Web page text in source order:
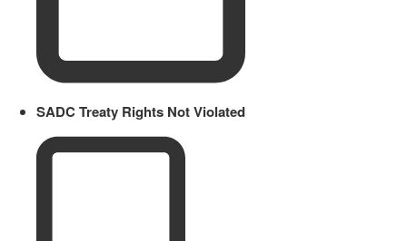
SADC Treaty Rights Not Violated